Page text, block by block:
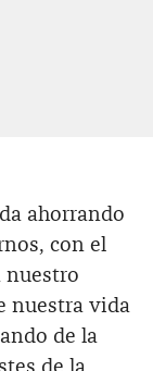
ahorrando
con el
nuestro
nuestra vida
de la